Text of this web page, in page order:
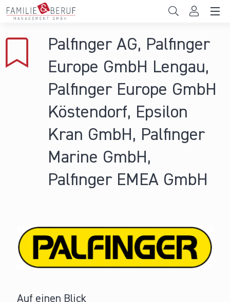
Direkt zum Inhalt
Gemeinden
Hochschulen
Persönliche Vereinbarkeit
Das sind wir
News & Events
Palfinger AG, Palfinger
Europe GmbH Lengau,
Palfinger Europe GmbH
Köstendorf, Epsilon
Kran GmbH, Palfinger
Marine GmbH,
Palfinger EMEA GmbH
Auf einen Blick